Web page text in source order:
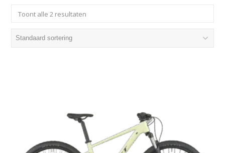
Toont alle 2 resultaten